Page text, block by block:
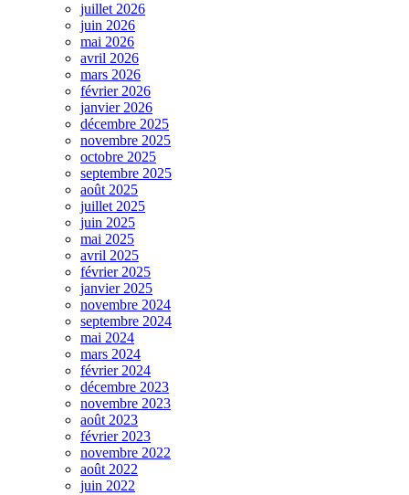
juillet 2026
juin 2026
mai 2026
avril 2026
mars 2026
février 2026
janvier 2026
décembre 2025
novembre 2025
octobre 2025
septembre 2025
août 2025
juillet 2025
juin 2025
mai 2025
avril 2025
février 2025
janvier 2025
novembre 2024
septembre 2024
mai 2024
mars 2024
février 2024
décembre 2023
novembre 2023
août 2023
février 2023
novembre 2022
août 2022
juin 2022